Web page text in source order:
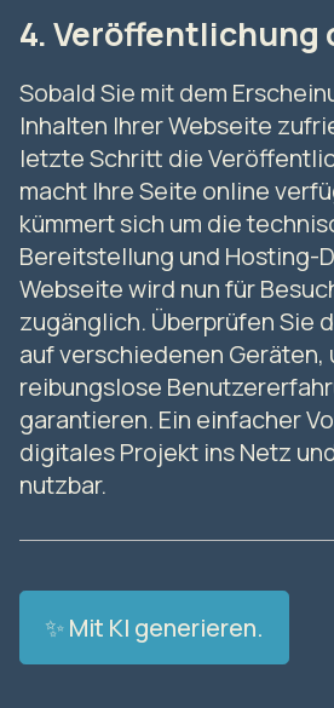
4. Veröffentlichung
Sobald Sie mit dem
Inhalten Ihrer Webseite
letzte Schritt die
macht Ihre Seite online
kümmert sich um die
Bereitstellung und Hosting-
Webseite wird nun für
zugänglich. Überprüfen Sie
auf verschiedenen Geräten,
reibungslose
garantieren. Ein einfacher
digitales Projekt ins Netz
nutzbar.
✨ Mit KI generieren.